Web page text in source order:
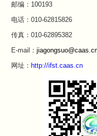
邮编：100193
电话：010-62815826
传真：010-62895382
E-mail：
网址： http://ifst.caas.cn